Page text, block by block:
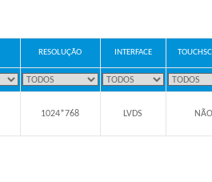
RESOLUÇÃO INTERFACE
1024*768 LVDS NÃO